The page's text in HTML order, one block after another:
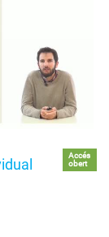
Accés
obert